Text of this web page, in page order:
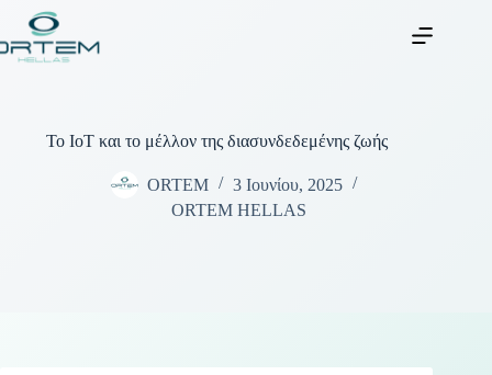
Το IoT και το μέλλον της διασυνδεδεμένης ζωής
ORTEM
3 Ιουνίου, 2025
ORTEM HELLAS